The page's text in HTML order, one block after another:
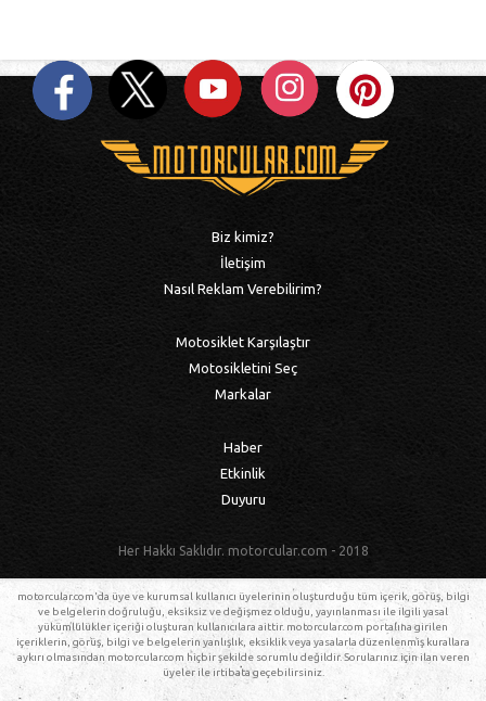
Biz kimiz?
İletişim
Nasıl Reklam Verebilirim?
Motosiklet Karşılaştır
Motosikletini Seç
Markalar
Haber
Etkinlik
Duyuru
Her Hakkı Saklıdır. motorcular.com - 2018
motorcular.com'da üye ve kurumsal kullanıcı üyelerinin oluşturduğu tüm içerik, görüş, bilgi
ve belgelerin doğruluğu, eksiksiz ve değişmez olduğu, yayınlanması ile ilgili yasal
yükümlülükler içeriği oluşturan kullanıcılara aittir. motorcular.com portalına girilen
içeriklerin, görüş, bilgi ve belgelerin yanlışlık, eksiklik veya yasalarla düzenlenmiş kurallara
aykırı olmasından motorcular.com hiçbir şekilde sorumlu değildir. Sorularınız için ilan veren
üyeler ile irtibata geçebilirsiniz.